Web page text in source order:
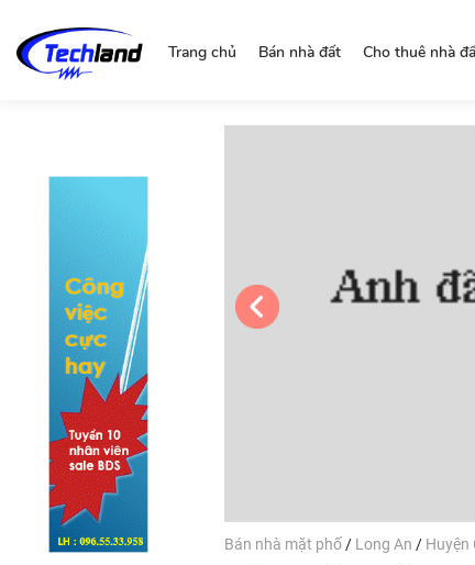
Trang chủ Bán nhà đất Cho thuê nhà
Bán nhà mặt phố / Long An / Huyện